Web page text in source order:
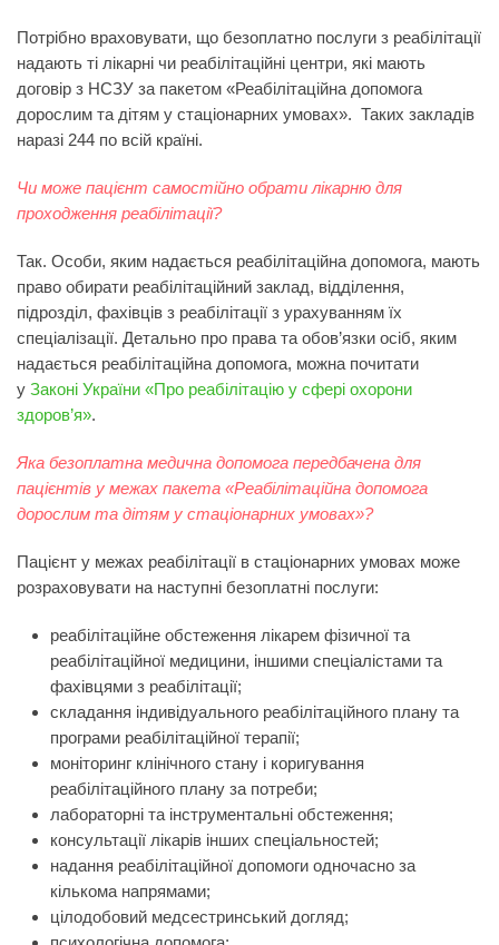
Потрібно враховувати, що безоплатно послуги з реабілітації
надають ті лікарні чи реабілітаційні центри, які мають
договір з НСЗУ за пакетом «Реабілітаційна допомога
дорослим та дітям у стаціонарних умовах». Таких закладів
наразі 244 по всій країні.
Чи може пацієнт самостійно обрати лікарню для
проходження реабілітації?
Так. Особи, яким надається реабілітаційна допомога, мають
право обирати реабілітаційний заклад, відділення,
підрозділ, фахівців з реабілітації з урахуванням їх
спеціалізації. Детально про права та обов’язки осіб, яким
надається реабілітаційна допомога, можна почитати
у Законі України «Про реабілітацію у сфері охорони
здоров’я».
Яка безоплатна медична допомога передбачена для
пацієнтів у межах пакета «Реабілітаційна допомога
дорослим та дітям у стаціонарних умовах»?
Пацієнт у межах реабілітації в стаціонарних умовах може
розраховувати на наступні безоплатні послуги:
реабілітаційне обстеження лікарем фізичної та
реабілітаційної медицини, іншими спеціалістами та
фахівцями з реабілітації;
складання індивідуального реабілітаційного плану та
програми реабілітаційної терапії;
моніторинг клінічного стану і коригування
реабілітаційного плану за потреби;
лабораторні та інструментальні обстеження;
консультації лікарів інших спеціальностей;
надання реабілітаційної допомоги одночасно за
кількома напрямами;
цілодобовий медсестринський догляд;